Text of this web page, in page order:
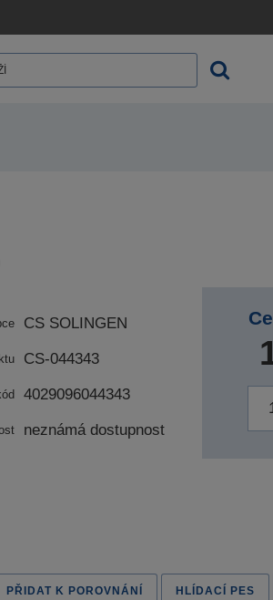
CS SOLINGEN
CS-044343
4029096044343
neznámá dostupnost
PŘIDAT K POROVNÁNÍ HLÍDACÍ PES